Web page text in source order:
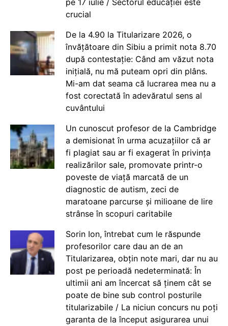
pe 17 iulie / Sectorul educației este
crucial
De la 4.90 la Titularizare 2026, o
învățătoare din Sibiu a primit nota 8.70
după contestație: Când am văzut nota
inițială, nu mă puteam opri din plâns.
Mi-am dat seama că lucrarea mea nu a
fost corectată în adevăratul sens al
cuvântului
Un cunoscut profesor de la Cambridge
a demisionat în urma acuzațiilor că ar
fi plagiat sau ar fi exagerat în privința
realizărilor sale, promovate printr-o
poveste de viață marcată de un
diagnostic de autism, zeci de
maratoane parcurse și milioane de lire
strânse în scopuri caritabile
Sorin Ion, întrebat cum le răspunde
profesorilor care dau an de an
Titularizarea, obțin note mari, dar nu au
post pe perioadă nedeterminată: În
ultimii ani am încercat să ținem cât se
poate de bine sub control posturile
titularizabile / La niciun concurs nu poți
garanta de la început asigurarea unui